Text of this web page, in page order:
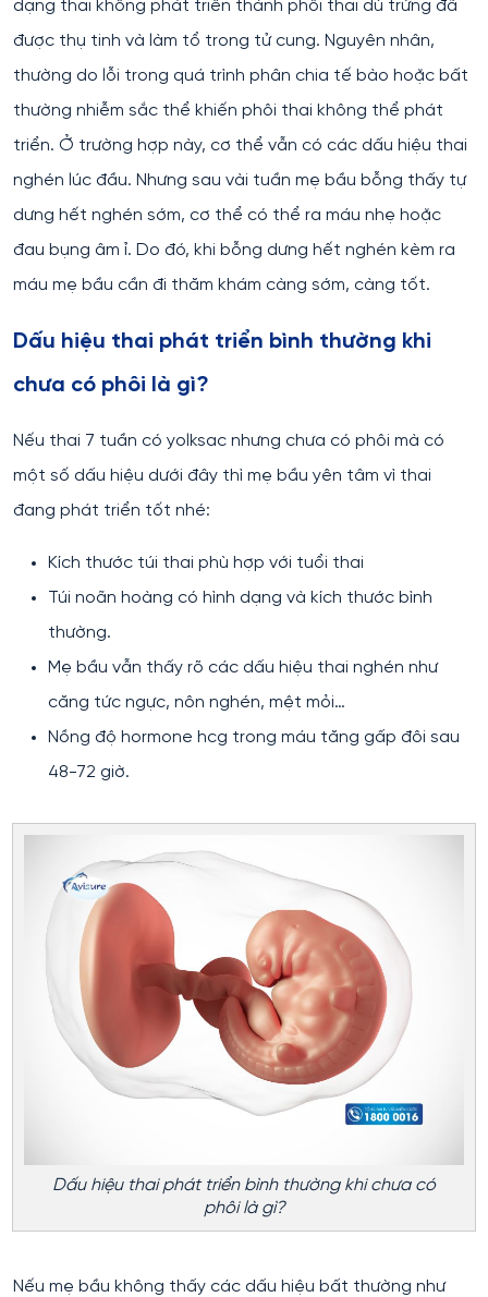
dạng thai không phát triển thành phôi thai dù trứng đã
được thụ tinh và làm tổ trong tử cung. Nguyên nhân,
thường do lỗi trong quá trình phân chia tế bào hoặc bất
thường nhiễm sắc thể khiến phôi thai không thể phát
triển. Ở trường hợp này, cơ thể vẫn có các dấu hiệu thai
nghén lúc đầu. Nhưng sau vài tuần mẹ bầu bỗng thấy tự
dưng hết nghén sớm, cơ thể có thể ra máu nhẹ hoặc
đau bụng âm ỉ. Do đó, khi bỗng dưng hết nghén kèm ra
máu mẹ bầu cần đi thăm khám càng sớm, càng tốt.
Dấu hiệu thai phát triển bình thường khi
chưa có phôi là gì?
Nếu thai 7 tuần có yolksac nhưng chưa có phôi mà có
một số dấu hiệu dưới đây thì mẹ bầu yên tâm vì thai
đang phát triển tốt nhé:
Kích thước túi thai phù hợp với tuổi thai
Túi noãn hoàng có hình dạng và kích thước bình
thường.
Mẹ bầu vẫn thấy rõ các dấu hiệu thai nghén như
căng tức ngực, nôn nghén, mệt mỏi…
Nồng độ hormone hcg trong máu tăng gấp đôi sau
48-72 giờ.
Dấu hiệu thai phát triển bình thường khi chưa có
phôi là gì?
Nếu mẹ bầu không thấy các dấu hiệu bất thường như